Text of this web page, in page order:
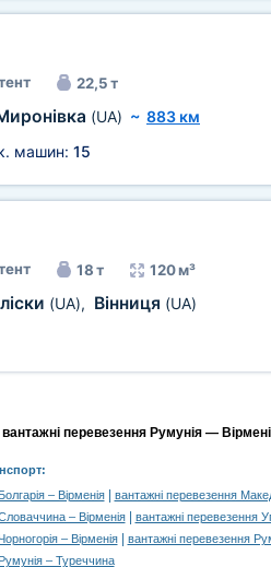
22,5 т
(UA) ~ 883 км
машин: 15
18 т 120 м³
(UA), Вінниця (UA)
перевезення Румунія —
– Вірменія|
вантажні перевезення
– Вірменія|
вантажні перевезення
– Вірменія|
вантажні перевезення
– Туреччина